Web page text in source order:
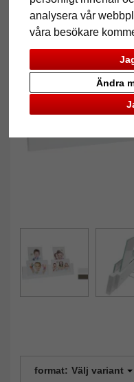
analysera vår
våra besökare
Ändra
Tillbaka
format: Välj variant